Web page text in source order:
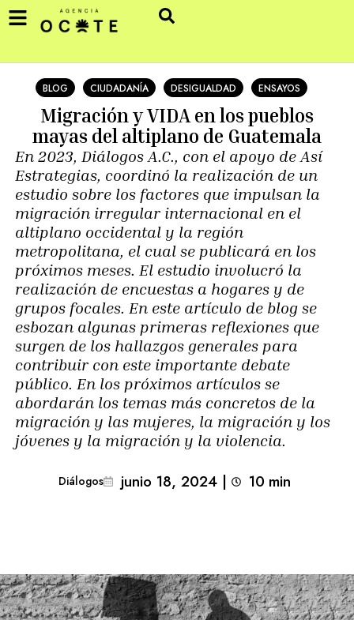
BLOG CIUDADANÍA DESIGUALDAD ENSAYOS
Migración y VIDA en los pueblos
mayas del altiplano de Guatemala
En 2023, Diálogos A.C., con el apoyo de Así
Estrategias, coordinó la realización de un
estudio sobre los factores que impulsan la
migración irregular internacional en el
altiplano occidental y la región
metropolitana, el cual se publicará en los
próximos meses. El estudio involucró la
realización de encuestas a hogares y de
grupos focales. En este artículo de blog se
esbozan algunas primeras reflexiones que
surgen de los hallazgos generales para
contribuir con este importante debate
público. En los próximos artículos se
abordarán los temas más concretos de la
migración y las mujeres, la migración y los
jóvenes y la migración y la violencia.
Diálogos junio 18, 2024 | 10 min